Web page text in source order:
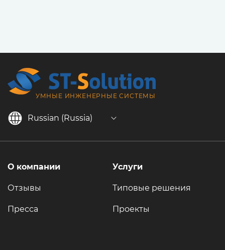
УМНЫЕ ИНЖЕНЕРНЫЕ СИСТЕМЫ
Russian (Russia)
О компании
Отзывы
Пресса
Услуги
Типовые решения
Проекты